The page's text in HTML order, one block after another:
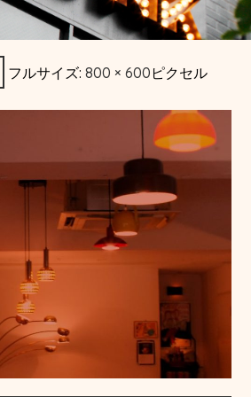
フルサイズ:800 × 600 ピクセル